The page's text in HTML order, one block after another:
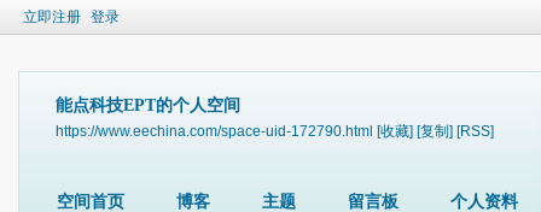
立即注册 登录
能点科技EPT的个人空间
https://www.eechina.com/space-uid-172790.html [收藏] [复制] [RSS]
空间首页 博客 主题 留言板 个人资料